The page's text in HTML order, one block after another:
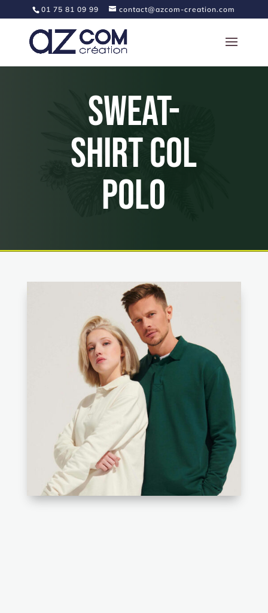
01 75 81 09 99 contact@azcom-creation.com
Sweat-
shirt col
polo